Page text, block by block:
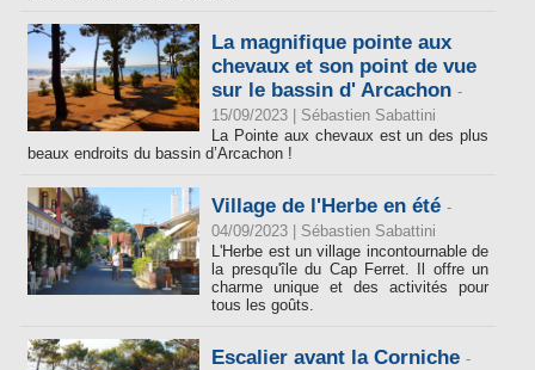
La magnifique pointe aux
chevaux et son point de vue
sur le bassin d' Arcachon -
15/09/2023 | Sébastien Sabattini
La Pointe aux chevaux est un des plus
beaux endroits du bassin d’Arcachon !
Village de l'Herbe en été -
04/09/2023 | Sébastien Sabattini
L'Herbe est un village incontournable de
la presqu'île du Cap Ferret. Il offre un
charme unique et des activités pour
tous les goûts.
Escalier avant la Corniche -